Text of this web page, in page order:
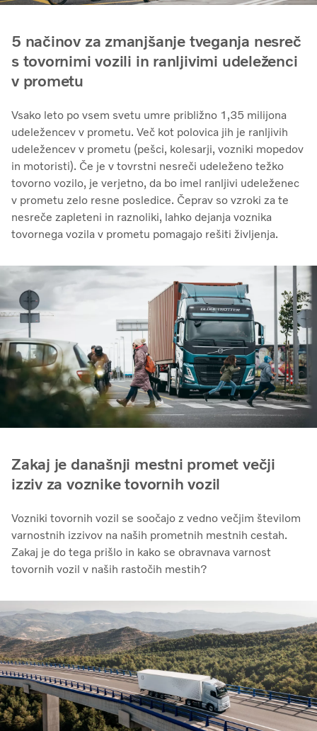
5 načinov za zmanjšanje tveganja nesreč
s tovornimi vozili in ranljivimi udeleženci
v prometu
Vsako leto po vsem svetu umre približno 1,35 milijona
udeležencev v prometu. Več kot polovica jih je ranljivih
udeležencev v prometu (pešci, kolesarji, vozniki mopedov
in motoristi). Če je v tovrstni nesreči udeleženo težko
tovorno vozilo, je verjetno, da bo imel ranljivi udeleženec
v prometu zelo resne posledice. Čeprav so vzroki za te
nesreče zapleteni in raznoliki, lahko dejanja voznika
tovornega vozila v prometu pomagajo rešiti življenja.
Zakaj je današnji mestni promet večji
izziv za voznike tovornih vozil
Vozniki tovornih vozil se soočajo z vedno večjim številom
varnostnih izzivov na naših prometnih mestnih cestah.
Zakaj je do tega prišlo in kako se obravnava varnost
tovornih vozil v naših rastočih mestih?